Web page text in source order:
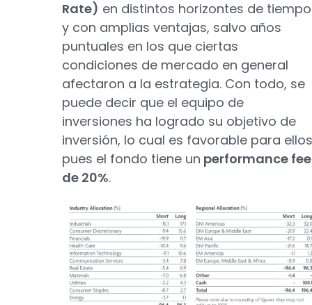
Rate) en distintos horizontes de tiempo
y con amplias ventajas, salvo años
puntuales en los que ciertas
condiciones de mercado en general
afectaron a la estrategia. Con todo, se
puede decir que el equipo de
inversiones ha logrado su objetivo de
inversión, lo cual es favorable para ellos
pues el fondo tiene un performance fee
de 20%.